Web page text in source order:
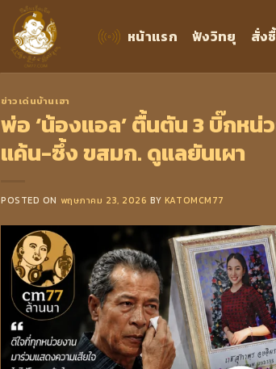
หน้าแรก ฟังวิทยุ สั่ง
ข่าวเด่นบ้านเฮา
พ่อ ‘น้องแอล’ ตื้นตัน 3 บิ๊กหน่
แค้น-ซึ้ง ขสมก. ดูแลยันเผา
POSTED ON พฤษภาคม 23, 2026 BY KATOMCM77